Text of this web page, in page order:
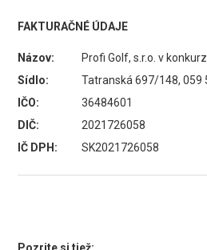
FAKTURAČNÉ ÚDAJE
Názov:
Profi Golf, s.r.o. v
Sídlo:
Tatranská 697/148, 059
IČO:
36484601
DIČ:
2021726058
IČ DPH:
SK2021726058